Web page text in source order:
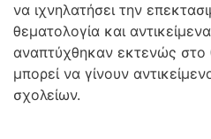
να ιχνηλατήσει την
θεματολογία και
αναπτύχθηκαν εκτενώς στο
μπορεί να γίνουν
σχολείων.